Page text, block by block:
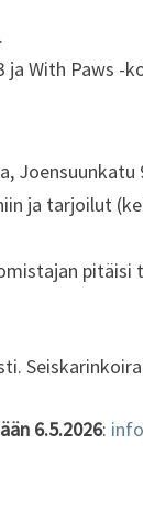
With Paws
Joensuunkatu
ja tarjoilut
6.5.2026: